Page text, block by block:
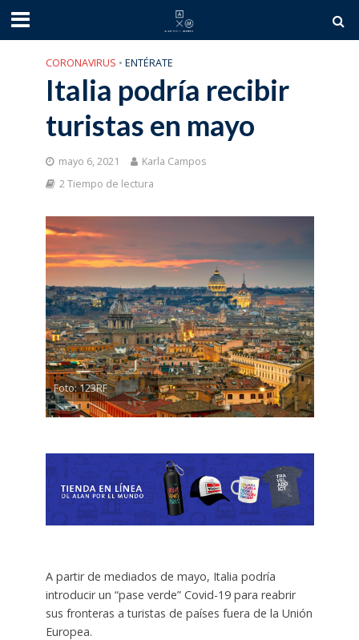
CORONAVIRUS • ENTÉRATE
Italia podría recibir
turistas en mayo
mayo 6, 2021
Karla Campos
2 Tiempo de lectura
Foto: 123RF
A partir de mediados de mayo, Italia podría
introducir un “pase verde” Covid-19 para reabrir
sus fronteras a turistas de países fuera de la Unión
Europea.